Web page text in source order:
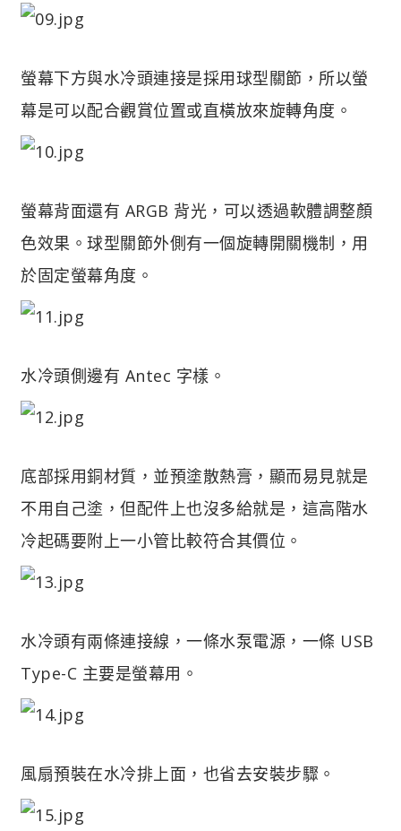
螢幕下方與水冷頭連接是採用球型關節，所以螢
幕是可以配合觀賞位置或直橫放來旋轉角度。
螢幕背面還有 ARGB 背光，可以透過軟體調整顏
色效果。球型關節外側有一個旋轉開關機制，用
於固定螢幕角度。
水冷頭側邊有 Antec 字樣。
底部採用銅材質，並預塗散熱膏，顯而易見就是
不用自己塗，但配件上也沒多給就是，這高階水
冷起碼要附上一小管比較符合其價位。
水冷頭有兩條連接線，一條水泵電源，一條 USB
Type-C 主要是螢幕用。
風扇預裝在水冷排上面，也省去安裝步驟。